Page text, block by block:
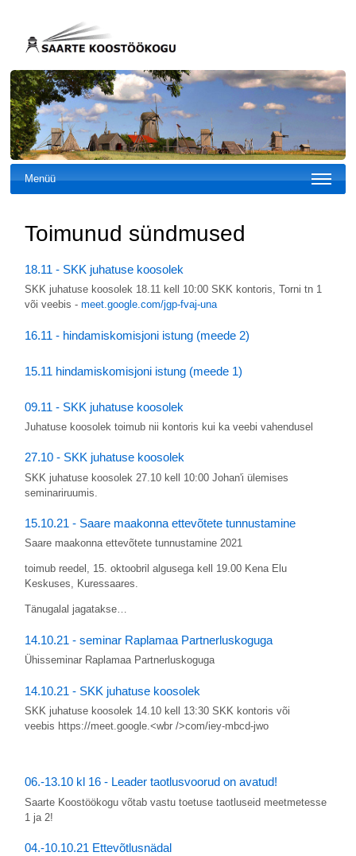
Menüü
Toimunud sündmused
18.11 - SKK juhatuse koosolek
SKK juhatuse koosolek 18.11 kell 10:00 SKK kontoris, Torni tn 1
või veebis - meet.google.com/jgp-fvaj-una
16.11 - hindamiskomisjoni istung (meede 2)
15.11 hindamiskomisjoni istung (meede 1)
09.11 - SKK juhatuse koosolek
Juhatuse koosolek toimub nii kontoris kui ka veebi vahendusel
27.10 - SKK juhatuse koosolek
SKK juhatuse koosolek 27.10 kell 10:00 Johan'i ülemises
seminariruumis.
15.10.21 - Saare maakonna ettevõtete tunnustamine
Saare maakonna ettevõtete tunnustamine 2021
toimub reedel, 15. oktoobril algusega kell 19.00 Kena Elu
Keskuses, Kuressaares.
Tänugalal jagatakse…
14.10.21 - seminar Raplamaa Partnerluskoguga
Ühisseminar Raplamaa Partnerluskoguga
14.10.21 - SKK juhatuse koosolek
SKK juhatuse koosolek 14.10 kell 13:30 SKK kontoris või
veebis https://meet.google.<wbr />com/iey-mbcd-jwo
06.-13.10 kl 16 - Leader taotlusvoorud on avatud!
Saarte Koostöökogu võtab vastu toetuse taotluseid meetmetesse
1 ja 2!
04.-10.10.21 Ettevõtlusnädal